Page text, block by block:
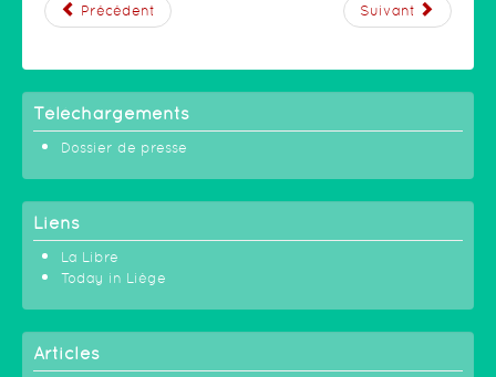
Précédent Suivant
Téléchargements
Dossier de presse
Liens
La Libre
Today in Liège
Articles